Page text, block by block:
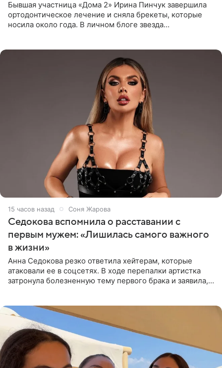
Бывшая участница «Дома 2» Ирина Пинчук завершила
ортодонтическое лечение и сняла брекеты, которые
носила около года. В личном блоге звезда
15 часов назад Соня Жарова
Седокова вспомнила о расставании с
первым мужем: «Лишилась самого важного
в жизни»
Анна Седокова резко ответила хейтерам, которые
атаковали ее в соцсетях. В ходе перепалки артистка
затронула болезненную тему первого брака и заявила,